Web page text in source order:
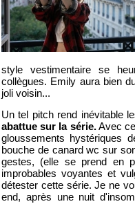
style vestimentaire se
collègues. Emily aura bien
joli voisin...
Un tel pitch rend inévitable
abattue sur la série.Avec
gloussements hystériques
bouche de canard wc sur
gestes, (elle se prend en
improbables voyantes et
détester cette série. Je ne
end, après une nuit